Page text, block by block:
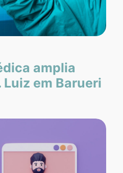
amplia
Luiz em Barueri